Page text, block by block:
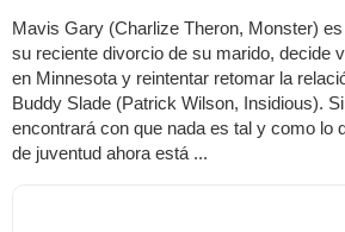
Mavis Gary (Charlize Theron, Monster)
su reciente divorcio de su marido, decide
en Minnesota y reintentar retomar la
Buddy Slade (Patrick Wilson, Insidious).
encontrará con que nada es tal y como lo
de juventud ahora está ...